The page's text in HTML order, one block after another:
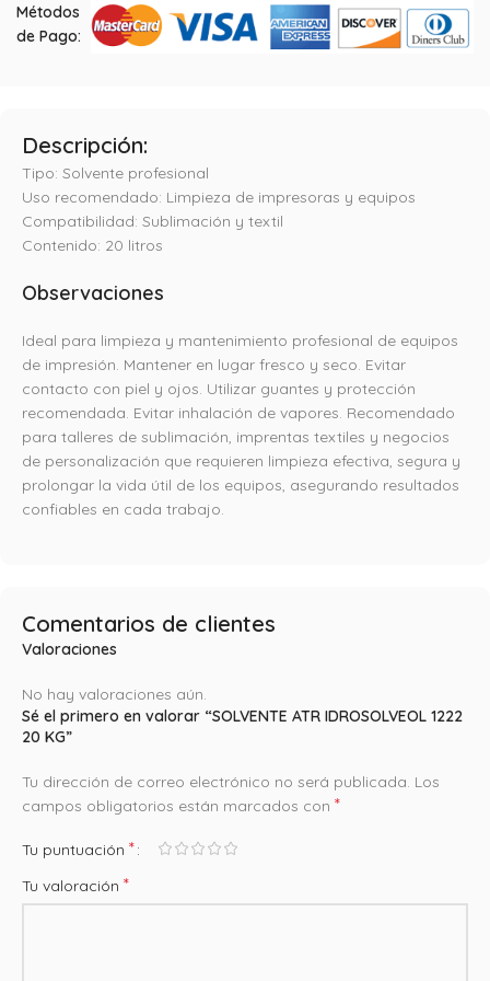
Métodos
de Pago:
Descripción:
Tipo: Solvente profesional
Uso recomendado: Limpieza de impresoras y equipos
Compatibilidad: Sublimación y textil
Contenido: 20 litros
Observaciones
Ideal para limpieza y mantenimiento profesional de equipos
de impresión. Mantener en lugar fresco y seco. Evitar
contacto con piel y ojos. Utilizar guantes y protección
recomendada. Evitar inhalación de vapores. Recomendado
para talleres de sublimación, imprentas textiles y negocios
de personalización que requieren limpieza efectiva, segura y
prolongar la vida útil de los equipos, asegurando resultados
confiables en cada trabajo.
Comentarios de clientes
Valoraciones
No hay valoraciones aún.
Sé el primero en valorar “SOLVENTE ATR IDROSOLVEOL 1222
20 KG”
Tu dirección de correo electrónico no será publicada. Los
campos obligatorios están marcados con *
Tu puntuación *
Tu valoración *